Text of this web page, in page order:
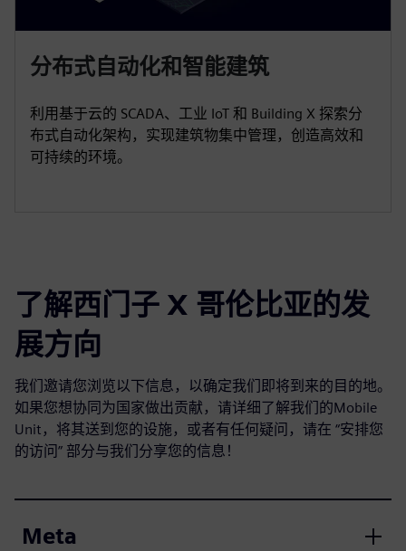
分布式自动化和智能建筑
利用基于云的 SCADA、工业 IoT 和 Building X 探索分
布式自动化架构，实现建筑物集中管理，创造高效和
可持续的环境。
了解西门子 X 哥伦比亚的发
展方向
我们邀请您浏览以下信息，以确定我们即将到来的目的地。
如果您想协同为国家做出贡献，请详细了解我们的Mobile
Unit，将其送到您的设施，或者有任何疑问，请在 “安排您
的访问” 部分与我们分享您的信息！
Meta